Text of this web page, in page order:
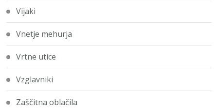
Vijaki
Vnetje mehurja
Vrtne utice
Vzglavniki
Zaščitna oblačila